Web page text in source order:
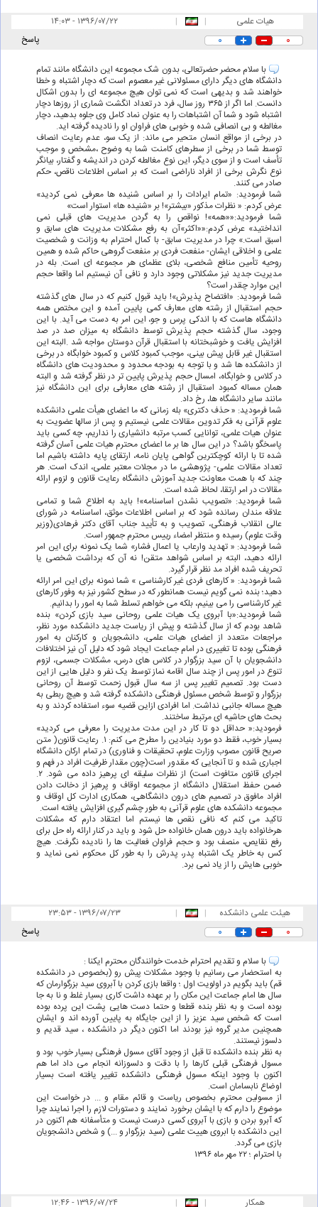
هیات علمی |
| ۱۴:۰۳ - ۱۳۹۶/۰۷/۲۲
۰ ۰ پاسخ
با سلام محضر حضرتعالی، بدون شک مجموعه این دانشگاه مانند تمام
دانشگاه های دیگر دارای مسئولانی غیر معصوم است که دچار اشتباه و خطا
خواهند شد و بدیهی است که نمی توان هیچ مجموعه ای را بدون اشکال
دانست. اما اگر از ۳۶۵ روز سال، فرد در تعداد انگشت شماری از روزها دچار
اشتباه شود و شما آن اشتباهات را به عنوان نماد کامل وی جلوه بدهید، دچار
مغالطه و بی انصافی شده و خوبی های فراوان او را نادیده گرفته اید.
در برخی از مواقع انسان متحیر می ماند: از یک سو، عدم رعایت انصاف
توسط شما در برخی از سطرهای کامنت شما به وضوح ،مشخص و موجب
تأسف است و از سوی دیگر، این نوع مغالطه کردن در اندیشه و گفتار، بیانگر
نوع نگرش برخی از افراد ناراضی است که بر اساس اطلاعات ناقص، حکم
صادر می کنند.
شما فرمودید: «تمام ایرادات را بر اساس شنیده ها معرفی نمی کردید»
عرض کردم: « نظرات مذکور «بیشتر»! بر «شنیده ها» استوار است»
شما فرمودید:««همه»! نواقص را به گردن مدیریت های قبلی نمی
انداختید» عرض کردم:««اکثر»آن به رفع مشکلات مدیریت های سابق و
اسبق است.» چرا در مدیریت سابق- با کمال احترام به وزانت و شخصیت
علمی و اخلاقی ایشان- منفعت فردی بر منفعت گروهی حاکم شده و همین
روحیه تأمین منافع شخصی، بلای عظمای هر مجموعه ای است. بله در
مدیریت جدید نیز مشکلاتی وجود دارد و نافی آن نیستیم اما واقعا حجم
این موارد چقدر است؟
شما فرمودید: «افتضاح پذیرش»! باید قبول کنیم که در سال های گذشته
حجم استقبال از رشته های معارف کمی پایین آمده و این مختص همه
دانشگاه هاست که با اندکی پرس و جو، این امر به دست می آید. با این
وجود، سال گذشته حجم پذیرش توسط دانشگاه به میزان صد در صد
افزایش یافت و خوشبختانه با استقبال قرآن دوستان مواجه شد .البته این
استقبال غیر قابل پیش بینی، موجب کمبود کلاس و کمبود خوابگاه در برخی
از دانشکده ها شد و با توجه به بودجه محدود و محدودیت های دانشگاه
در کلاس و خوابگاه، امسال حجم پذیرش پایین تر در نظر گرفته شد و البته
همان مساله کمبود استقبال از رشته های معارفی برای این دانشگاه نیز
مانند سایر دانشگاه ها، رخ داد.
شما فرمودید: « حذف دکتری» بله زمانی که ما اعضای هیأت علمی دانشکده
علوم قرآنی به فکر تدوین مقالات علمی نیستیم و پس از سالها عضویت به
عنوان هیات علمی، توانایی کسب مرتبه دانشیاری را نداریم، چه کسی باید
پاسخگو باشد؟ در این سال ها بر ما اعضای محترم هیات علمی آسان گرفته
شده تا با ارائه کوچکترین گواهی پایان نامه، ارتقای پایه داشته باشیم اما
تعداد مقالات علمی- پژوهشی ما در مجلات معتبر علمی، اندک است. هر
چند که با همت معاونت جدید آموزش دانشگاه رعایت قانون و لزوم ارائه
مقالات در امر ارتقا، لحاظ شده است.
شما فرمودید: «تصویب نشدن اساسنامه»! باید به اطلاع شما و تمامی
علاقه مندان رسانده شود که بر اساس اطلاعات موثق، اساسنامه در شورای
عالی انقلاب فرهنگی، تصویب و به تأیید جناب آقای دکتر فرهادی(وزیر
وقت علوم) رسیده و منتظر امضاء رییس محترم جمهور است.
شما فرمودید: « تهدید وارعاب یا اعمال فشار» شما یک نمونه برای این امر
ارائه دهید، البته بر اساس شواهد متقن! نه آن که برداشت شخصی یا
تحریف شده افراد مد نظر قرار گیرد.
شما فرمودید: « کارهای فردی غیر کارشناسی » شما نمونه برای این امر ارائه
دهید؛ بنده نمی گویم نیست همانطور که در سطح کشور نیز به وفور کارهای
غیر کارشناسی را می بینیم، بلکه می خواهم تسلط شما به امور را بدانیم.
شما فرمودید:«با آبروی یک هیات علمی روحانی سید بازی کردن» بنده
شاهد بودم که از سال گذشته و پیش از ریاست جدید دانشکده مورد نظر،
مراجعات متعدد از اعضای هیات علمی، دانشجویان و کارکنان به امور
فرهنگی بوده تا تغییری در امام جماعت ایجاد شود که دلیل آن نیز اختلافات
دانشجویان با آن سید بزرگوار در کلاس های درس، مشکلات جسمی، لزوم
تنوع در امور پس از چند سال اقامه نماز توسط یک نفر و دلیل هایی از این
دست بود. تصمیم تغییر پس از سه سال قبول زحمت توسط آن روحانی
بزرگوار و توسط شخص مسئول فرهنگی دانشکده گرفته شد و هیچ ربطی به
هیچ مساله جانبی نداشت. اما افرادی ازاین قضیه سوء استفاده کردند و به
بحث های حاشیه ای مرتبط ساختند.
فرمودید:« حداقل دو تا کار در این مدت مدیریت را معرفی می کردید»
بسیار خوب، فقط دو مورد بنیادین را مطرح می کنم: ۱. رعایت قانون( متن
صریح قانون مصوب وزارت علوم، تحقیقات و فناوری) در تمام ارکان دانشگاه
اجباری شده و تا آنجایی که مقدور است(چون مقدار ظرفیت افراد در فهم و
اجرای قانون متافوت است) از نظرات سلیقه ای پرهیز داده می شود. ۲.
ضمن حفظ استقلال دانشگاه از مجموعه اوقاف و پرهیز از دخالت دادن
افراد مافوق در تصمیم های درون دانشگاهی، همکاری ادارت کل اوقاف و
مجموعه دانشکده های علوم قرآنی به طور چشم گیری افزایش یافته است.
تاکید می کنم که نافی نقص ها نیستم اما اعتقاد دارم که مشکلات
هرخانواده باید درون همان خانواده حل شود و باید در کنار ارائه راه حل برای
رفع نقایص، منصف بود و حجم فراوان فعالیت ها را نادیده نگرفت. هیچ
کس به خاطر یک اشتباه پدر، پدرش را به طور کل محکوم نمی نماید و
خوبی هایش را از یاد نمی برد.
هیئت علمی دانشکده |
| ۲۳:۵۳ - ۱۳۹۶/۰۷/۲۳
۰ ۰ پاسخ
با سلام و تقدیم احترام خدمت خوانندگان محترم ایکنا :
به استحضار می رسانیم با وجود مشکلات پیش رو (بخصوص در دانشکده
قم) باید بگویم در اولویت اول ؛ واقعا بازی کردن با آبروی سید بزرگوارمان که
سال ها امام جماعت این مکان را بر عهده داشت کاری بسیار غلط و نا به جا
بوده است و به نظر بنده قطعا و حتما دست هایی پشت این پرده بوده
است که شخص سید عزیز را از این جایگاه به پایین آورده اند و ایشان
همچنین مدیر گروه نیز بودند اما اکنون دیگر در دانشکده ، سید قدیم و
دلسوز نیستند.
به نظر بنده دانشکده تا قبل از وجود آقای مسول فرهنگی بسیار خوب بود و
مسول فرهنگی قبلی کارها را با دقت و دلسوزانه انجام می داد اما هم
اکنون با وجود اینکه مسول فرهنگی دانشکده تغییر یافته است بسیار
اوضاع نابسامان است.
از مسولین محترم بخصوص ریاست و قائم مقام و ... در خواست این
موضوع را دارم که با ایشان برخورد نمایند و دستورات لازم را اجرا نمایند چرا
که آبرو بردن و بازی با آبروی کسی درست نیست و متأسفانه هم اکنون در
این دانشکده با ابروی هییت علمی (سید بزرگوار و ...) و شخص دانشجویان
بازی می گردد.
با احترام ؛ ۲۲ مهر ماه ۱۳۹۶
همکار |
| ۱۲:۴۶ - ۱۳۹۶/۰۷/۲۴